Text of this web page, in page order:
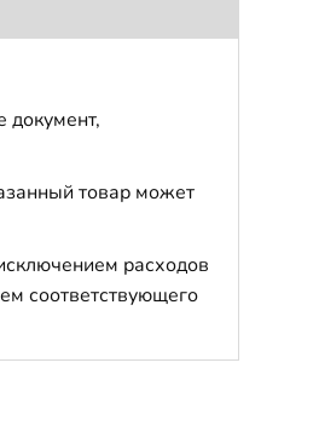
документ,
товар может
расходов
соответствующего